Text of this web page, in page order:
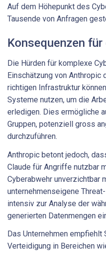
Auf dem Höhepunkt des
Tausende von Anfragen
Konsequenzen
Die Hürden für komplexe
Einschätzung von Anthropic
richtigen Infrastruktur
Systeme nutzen, um die
erledigen. Dies ermögliche
Gruppen, potenziell gross
durchzuführen.
Anthropic betont jedoch,
Claude für Angriffe nutzbar
Cyberabwehr unverzichtbar
unternehmenseigene
intensiv zur Analyse der
generierten Datenmengen
Das Unternehmen
Verteidigung in Bereichen